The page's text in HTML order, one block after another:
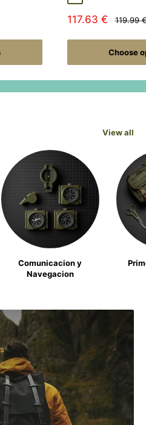
Sale
117.63 €
Regular
119.99
Choose
View all
Comunicacion y
Navegacion